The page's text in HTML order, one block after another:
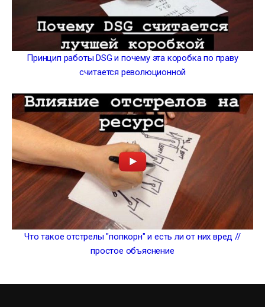
Принцип работы DSG и почему эта коробка по праву
считается революционной
Что такое отстрелы "попкорн" и есть ли от них вред //
простое объяснение